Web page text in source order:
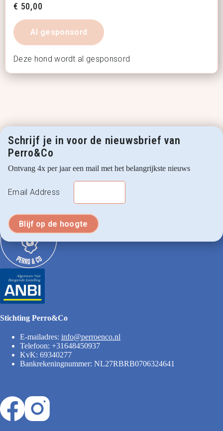
€ 50,00
Al gesponsord
Deze hond wordt al gesponsord
Schrijf je in voor de nieuwsbrief van
Perro&Co
Ontvang 4x per jaar een mail met het belangrijkste nieuws
Email Address
Stichting Perro&Co
E-mailadres: info@perroenco.nl
Telefoon: +31648450937
KvK: 69340277
Bankrekeningnummer: NL27RBRB0706324641